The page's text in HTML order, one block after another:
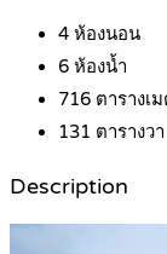
4 ห้องนอน
6 ห้องน้ำ
716 ตารางเ
131 ตารางวา
Description